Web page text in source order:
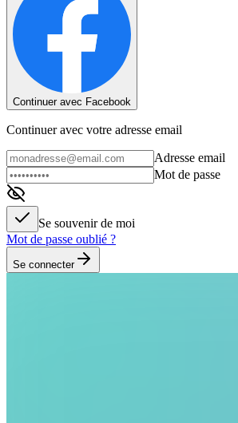
Continuer avec Facebook
Continuer avec votre adresse email
Adresse email
Mot de passe
Se souvenir de moi
Mot de passe oublié ?
Se connecter